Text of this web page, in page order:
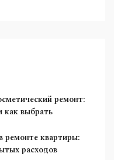
ремонт:
как выбрать
ремонте квартиры:
расходов